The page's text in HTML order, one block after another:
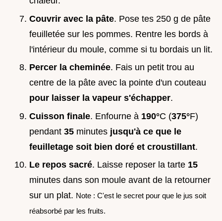
Couvrir avec la pâte. Pose tes 250 g de pâte
feuilletée sur les pommes. Rentre les bords à
l'intérieur du moule, comme si tu bordais un lit.
Percer la cheminée. Fais un petit trou au
centre de la pâte avec la pointe d'un couteau
pour laisser la vapeur s'échapper.
Cuisson finale. Enfourne à 190°C (375°F)
pendant 35 minutes jusqu'à ce que le
feuilletage soit bien doré et croustillant.
Le repos sacré. Laisse reposer la tarte 15
minutes dans son moule avant de la retourner
sur un plat. Note : C'est le secret pour que le jus soit
réabsorbé par les fruits.